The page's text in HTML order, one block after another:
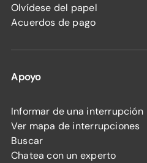
Olvídese del papel
Acuerdos de pago
Apoyo
Informar de una interrupción
Ver mapa de interrupciones
Buscar
Chatea con un experto